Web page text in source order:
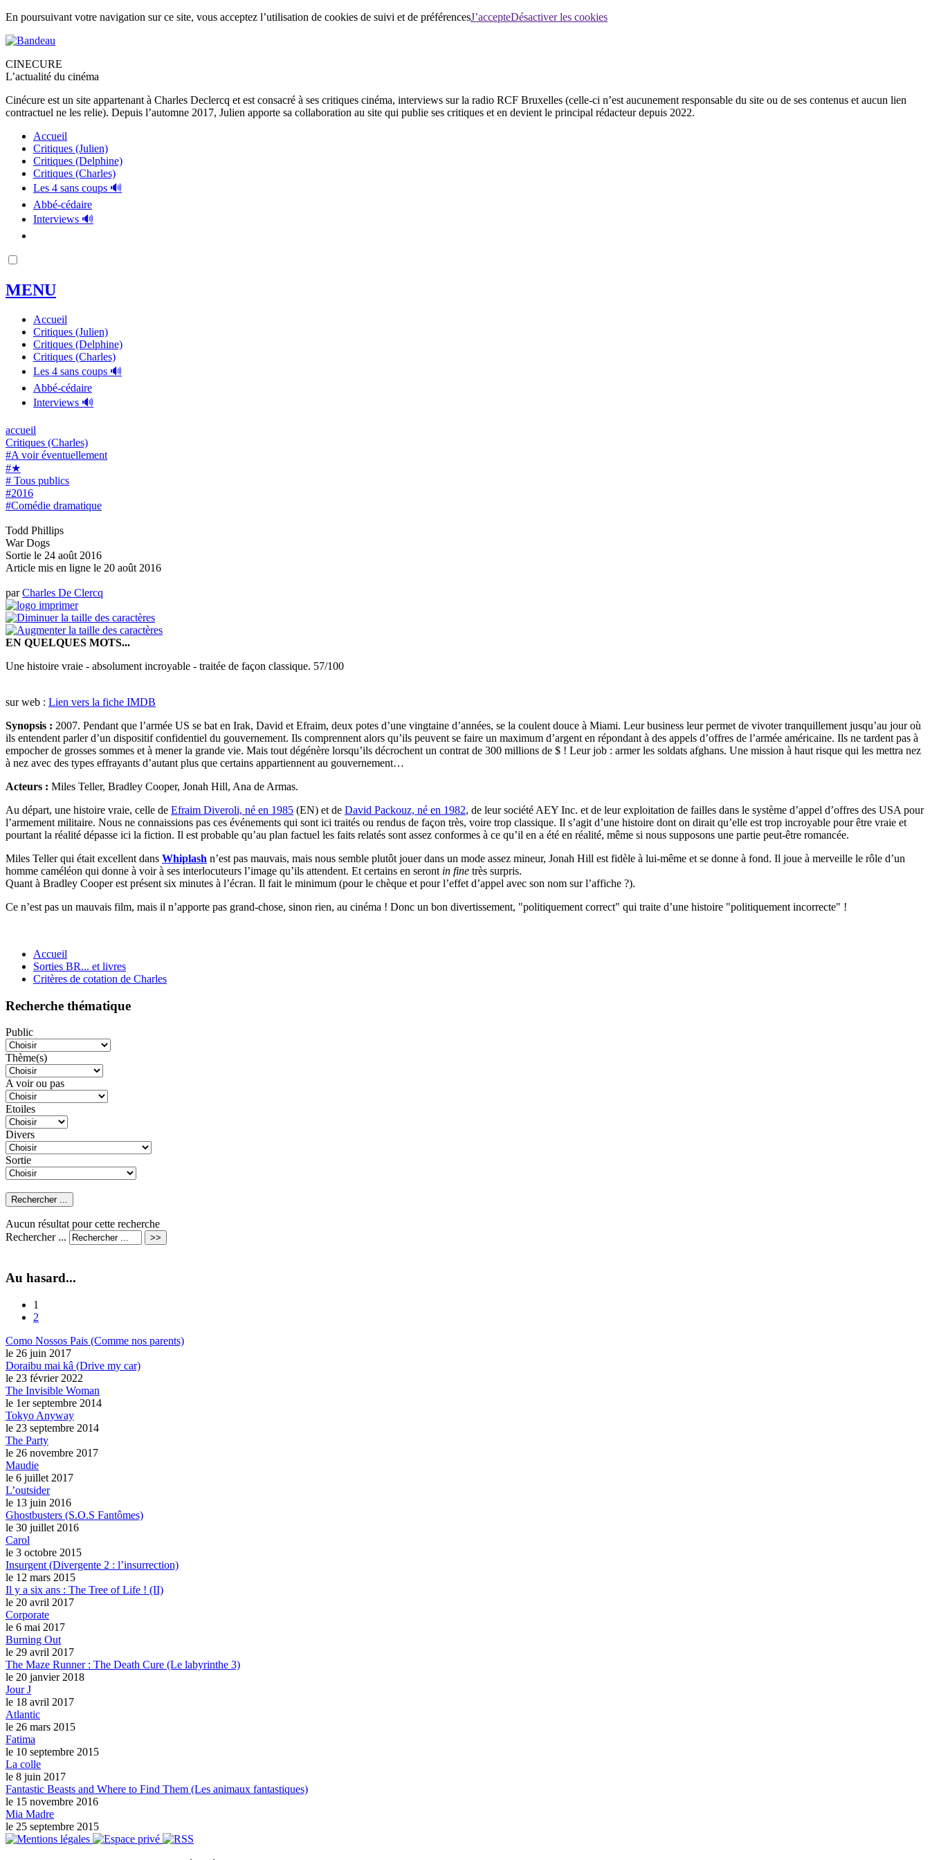
En poursuivant votre navigation sur ce site, vous acceptez l’utilisation de cookies de suivi et de préférencesJ’accepteDésactiver les cookies
CINECURE
L’actualité du cinéma
Cinécure est un site appartenant à Charles Declercq et est consacré à ses critiques cinéma, interviews sur la radio RCF Bruxelles (celle-ci n’est aucunement responsable du site ou de ses contenus et aucun lien
contractuel ne les relie). Depuis l’automne 2017, Julien apporte sa collaboration au site qui publie ses critiques et en devient le principal rédacteur depuis 2022.
Accueil
Critiques (Julien)
Critiques (Delphine)
Critiques (Charles)
Les 4 sans coups 🔊
Abbé-cédaire
Interviews 🔊
MENU
Accueil
Critiques (Julien)
Critiques (Delphine)
Critiques (Charles)
Les 4 sans coups 🔊
Abbé-cédaire
Interviews 🔊
accueil
Critiques (Charles)
#A voir éventuellement
#★
# Tous publics
#2016
#Comédie dramatique
Todd Phillips
War Dogs
Sortie le 24 août 2016
Article mis en ligne le 20 août 2016
parCharles De Clercq
EN QUELQUES MOTS...
Une histoire vraie - absolument incroyable - traitée de façon classique. 57/100
sur web : Lien vers la fiche IMDB
Synopsis : 2007. Pendant que l’armée US se bat en Irak, David et Efraim, deux potes d’une vingtaine d’années, se la coulent douce à Miami. Leur business leur permet de vivoter tranquillement jusqu’au jour où
ils entendent parler d’un dispositif confidentiel du gouvernement. Ils comprennent alors qu’ils peuvent se faire un maximum d’argent en répondant à des appels d’offres de l’armée américaine. Ils ne tardent pas à
empocher de grosses sommes et à mener la grande vie. Mais tout dégénère lorsqu’ils décrochent un contrat de 300 millions de $ ! Leur job : armer les soldats afghans. Une mission à haut risque qui les mettra nez
à nez avec des types effrayants d’autant plus que certains appartiennent au gouvernement…
Acteurs : Miles Teller, Bradley Cooper, Jonah Hill, Ana de Armas.
Au départ, une histoire vraie, celle de Efraim Diveroli, né en 1985 (EN) et de David Packouz, né en 1982, de leur société AEY Inc. et de leur exploitation de failles dans le système d’appel d’offres des USA pour
l’armement militaire. Nous ne connaissions pas ces événements qui sont ici traités ou rendus de façon très, voire trop classique. Il s’agit d’une histoire dont on dirait qu’elle est trop incroyable pour être vraie et
pourtant la réalité dépasse ici la fiction. Il est probable qu’au plan factuel les faits relatés sont assez conformes à ce qu’il en a été en réalité, même si nous supposons une partie peut-être romancée.
Miles Teller qui était excellent dans Whiplash n’est pas mauvais, mais nous semble plutôt jouer dans un mode assez mineur, Jonah Hill est fidèle à lui-même et se donne à fond. Il joue à merveille le rôle d’un
homme caméléon qui donne à voir à ses interlocuteurs l’image qu’ils attendent. Et certains en seront in fine très surpris.
Quant à Bradley Cooper est présent six minutes à l’écran. Il fait le minimum (pour le chèque et pour l’effet d’appel avec son nom sur l’affiche ?).
Ce n’est pas un mauvais film, mais il n’apporte pas grand-chose, sinon rien, au cinéma ! Donc un bon divertissement, "politiquement correct" qui traite d’une histoire "politiquement incorrecte" !
Accueil
Sorties BR... et livres
Critères de cotation de Charles
Recherche thématique
Public
Thème(s)
A voir ou pas
Etoiles
Divers
Sortie
Aucun résultat pour cette recherche
Rechercher ...
Au hasard...
1
2
Como Nossos Pais (Comme nos parents)
le 26 juin 2017
Doraibu mai kâ (Drive my car)
le 23 février 2022
The Invisible Woman
le 1er septembre 2014
Tokyo Anyway
le 23 septembre 2014
The Party
le 26 novembre 2017
Maudie
le 6 juillet 2017
L’outsider
le 13 juin 2016
Ghostbusters (S.O.S Fantômes)
le 30 juillet 2016
Carol
le 3 octobre 2015
Insurgent (Divergente 2 : l’insurrection)
le 12 mars 2015
Il y a six ans : The Tree of Life ! (II)
le 20 avril 2017
Corporate
le 6 mai 2017
Burning Out
le 29 avril 2017
The Maze Runner : The Death Cure (Le labyrinthe 3)
le 20 janvier 2018
Jour J
le 18 avril 2017
Atlantic
le 26 mars 2015
Fatima
le 10 septembre 2015
La colle
le 8 juin 2017
Fantastic Beasts and Where to Find Them (Les animaux fantastiques)
le 15 novembre 2016
Mia Madre
le 25 septembre 2015